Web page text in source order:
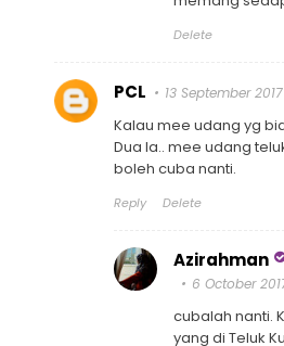
Delete
PCL 13 September
Kalau mee udang yg
Dua la.. mee udang
boleh cuba nanti.
Reply Delete
Azirahman
6 October
cubalah nanti.
yang di Teluk